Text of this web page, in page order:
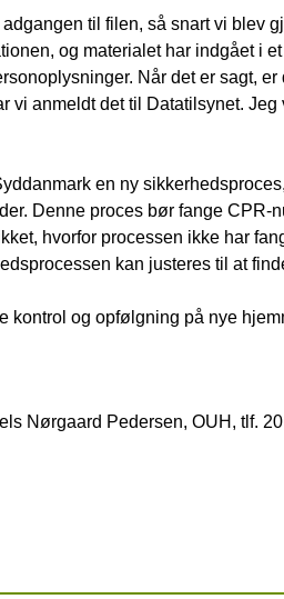
til filen, så snart vi blev
og materialet har indgået i
Når det er sagt,
vi anmeldt det til Datatilsynet.
en ny
Denne proces bør fange CPR-
hvorfor processen ikke har
kan justeres til at
kontrol og opfølgning på nye
Nørgaard Pedersen, OUH, tlf.